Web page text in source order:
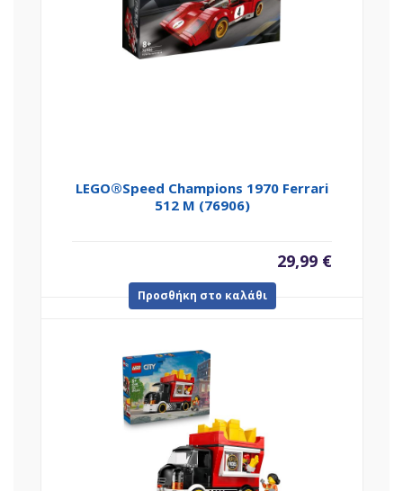
LEGO®Speed Champions 1970 Ferrari
512 M (76906)
29,99 €
Προσθήκη στο καλάθι